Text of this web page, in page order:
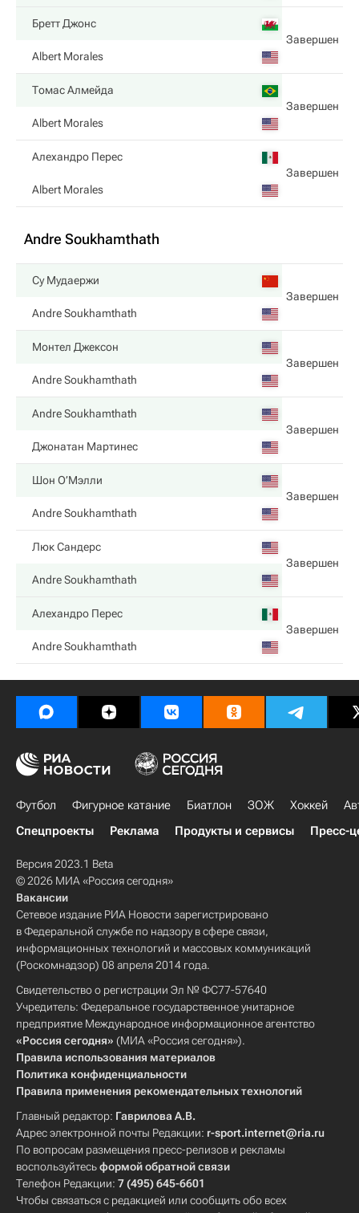
Бретт Джонс
Завершен
Albert Morales
Томас Алмейда
Завершен
Albert Morales
Алехандро Перес
Завершен
Albert Morales
Andre Soukhamthath
Су Мудаержи
Завершен
Andre Soukhamthath
Монтел Джексон
Завершен
Andre Soukhamthath
Andre Soukhamthath
Завершен
Джонатан Мартинес
Шон О’Мэлли
Завершен
Andre Soukhamthath
Люк Сандерс
Завершен
Andre Soukhamthath
Алехандро Перес
Завершен
Andre Soukhamthath
Футбол Фигурное катание Биатлон ЗОЖ Хоккей
Спецпроекты
Реклама Продукты и сервисы Пресс-
Версия 2023.1 Beta
© 2026 МИА «Россия сегодня»
Вакансии
Сетевое издание РИА Новости зарегистрировано
в Федеральной службе по надзору в сфере связи,
информационных технологий и массовых коммуникаций
(Роскомнадзор) 08 апреля 2014 года.
Свидетельство о регистрации Эл № ФС77-57640
Учредитель: Федеральное государственное унитарное
предприятие Международное информационное агентство
«Россия сегодня» (МИА «Россия сегодня»).
Правила использования материалов
Политика конфиденциальности
Правила применения рекомендательных технологий
Главный редактор: Гаврилова А.В.
Адрес электронной почты Редакции: r-sport.internet@ria.ru
По вопросам размещения пресс-релизов и рекламы
воспользуйтесьформой обратной связи
Телефон Редакции: 7 (495) 645-6601
Чтобы связаться с редакцией или сообщить обо всех